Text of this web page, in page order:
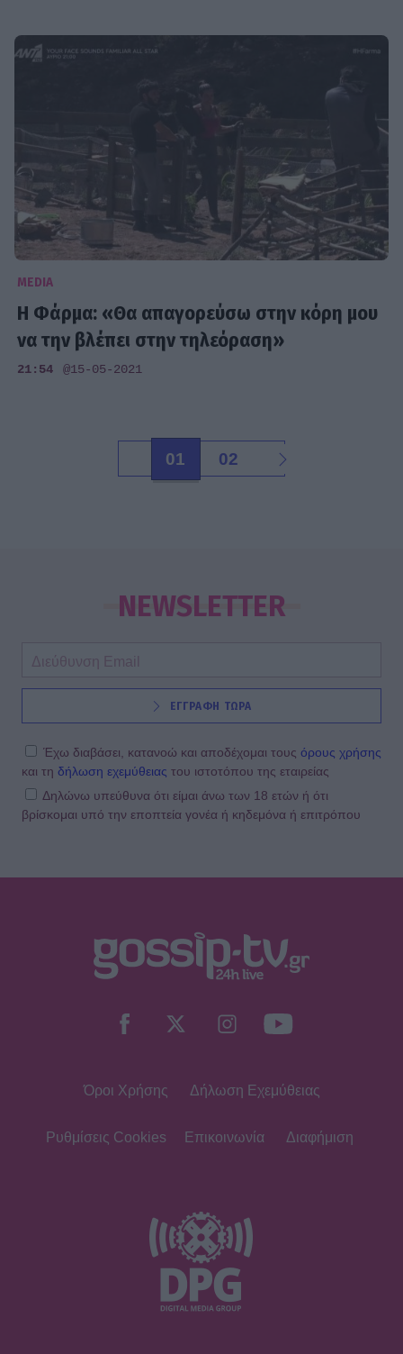
MEDIA
Η Φάρμα: «Θα απαγορεύσω στην κόρη μου
να την βλέπει στην τηλεόραση»
21:54 @15-05-2021
01 02
NEWSLETTER
ΕΓΓΡΑΦΗ ΤΩΡΑ
Έχω διαβάσει, κατανοώ και αποδέχομαι τους όρους χρήσης
και τη δήλωση εχεμύθειας του ιστοτόπου της εταιρείας
Δηλώνω υπεύθυνα ότι είμαι άνω των 18 ετών ή ότι
βρίσκομαι υπό την εποπτεία γονέα ή κηδεμόνα ή επιτρόπου
Όροι Χρήσης Δήλωση Εχεμύθειας
Ρυθμίσεις Cookies Επικοινωνία Διαφήμιση